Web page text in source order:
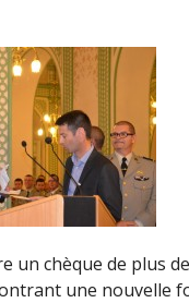
un chèque de plus
une nouvelle